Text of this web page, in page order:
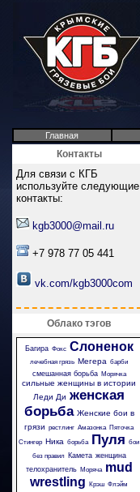
Главная
Контакты
Для связи с КГБ
используйте следующие
контакты:
kgb3000@mail.ru
+7 978 77 05 441
vk.com/kgb3000com
Облако тэгов
Багира Фокс Слоненок
лечебная грязь Мегера барби
смешанная борьба Морячка
сильные женщины в истории
Леди Ди женская
борьба Женские бои в
грязи рестлинг Амазонка Пяточка
Стингер Ника борьба Пуля бои
без правил
Камета женщина
телохранитель
Моряча
mud
wrestling
Крэш Флэйм